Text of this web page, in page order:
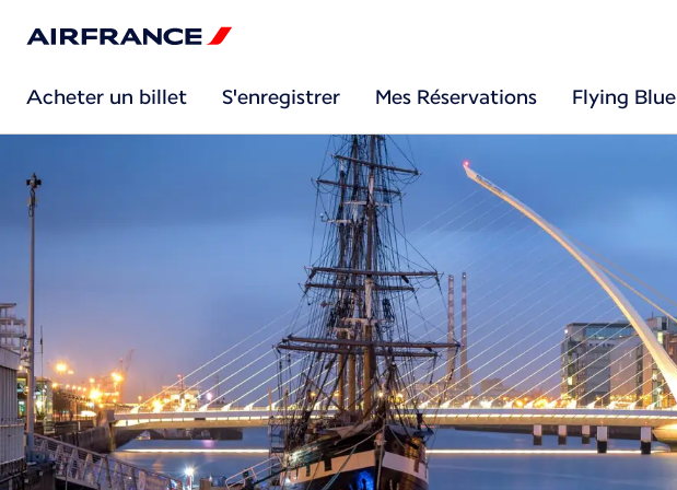
Acheter un billet S'enregistrer Mes Réservations Flying Blue